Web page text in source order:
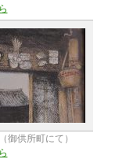
御供所町にて）